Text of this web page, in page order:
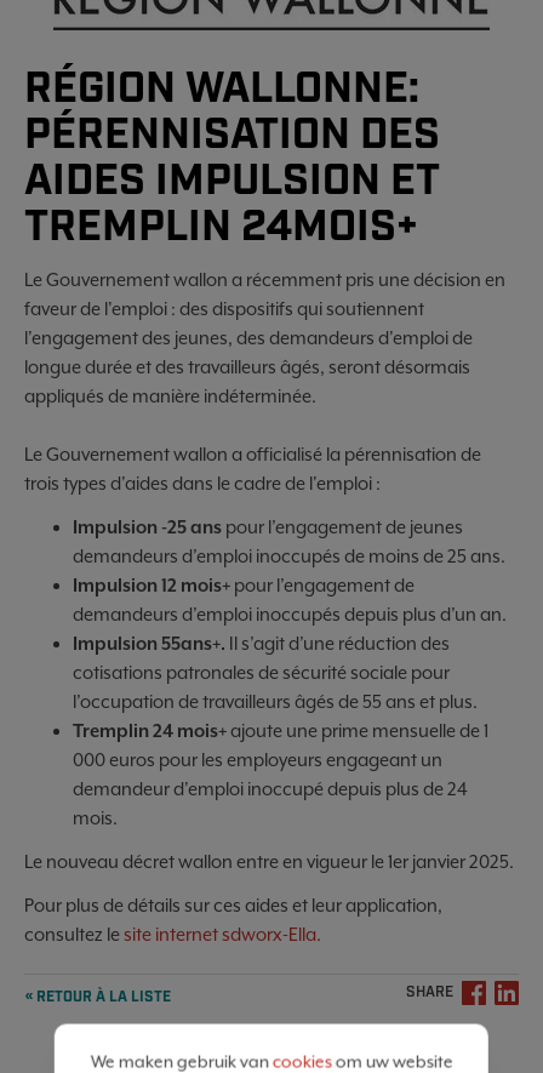
RÉGION WALLONNE:
PÉRENNISATION DES
AIDES IMPULSION ET
TREMPLIN 24MOIS+
Le Gouvernement wallon a récemment pris une décision en
faveur de l'emploi : des dispositifs qui soutiennent
l'engagement des jeunes, des demandeurs d'emploi de
longue durée et des travailleurs âgés, seront désormais
appliqués de manière indéterminée.
Le Gouvernement wallon a officialisé la pérennisation de
trois types d'aides dans le cadre de l'emploi :
Impulsion -25 ans pour l’engagement de jeunes
demandeurs d’emploi inoccupés de moins de 25 ans.
Impulsion 12 mois+ pour l’engagement de
demandeurs d’emploi inoccupés depuis plus d’un an.
Impulsion 55ans+. Il s’agit d’une réduction des
cotisations patronales de sécurité sociale pour
l’occupation de travailleurs âgés de 55 ans et plus.
Tremplin 24 mois+ajoute une prime mensuelle de 1
000 euros pour les employeurs engageant un
demandeur d'emploi inoccupé depuis plus de 24
mois.
Le nouveau décret wallon entre en vigueur le 1er janvier 2025.
Pour plus de détails sur ces aides et leur application,
consultez lesite internet sdworx-Ella.
« RETOUR À LA LISTE SHARE
We maken gebruik vancookiesom uw website